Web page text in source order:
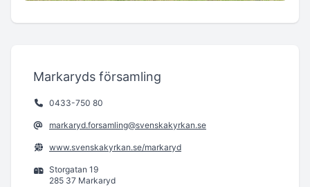
Markaryds församling
0433-750 80
markaryd.forsamling@svenskakyrkan.se
www.svenskakyrkan.se/markaryd
Storgatan 19
285 37 Markaryd